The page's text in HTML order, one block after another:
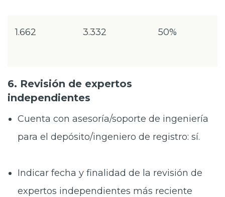
1.662 3.332 50%
6. Revisión de expertos
independientes
Cuenta con asesoría/soporte de ingeniería
para el depósito/ingeniero de registro: sí.
Indicar fecha y finalidad de la revisión de
expertos independientes más reciente